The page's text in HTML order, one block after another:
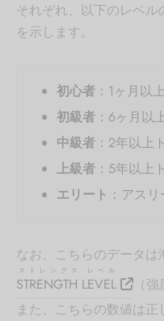
それぞれ、以下のレベ
を示します。
初心者：1ヶ月以
初級者：6ヶ月以
中級者：2年以上
上級者：5年以上
エリート ：アスリ
なお、こちらのデータは
STRENGTH LEVEL
ストレングス レベル
（
また、こちらの数値は